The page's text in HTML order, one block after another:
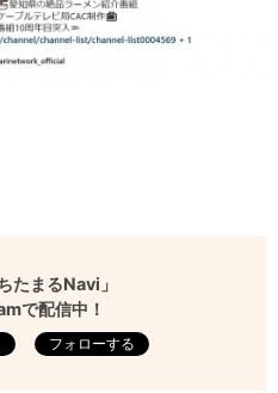
たまるNavi」
で配信中！
フォローする